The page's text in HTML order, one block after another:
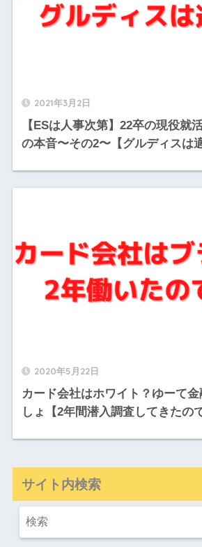
2021年3月2日
【ESは人事次第】22卒の現役就
の本音〜その2〜【グルディスは
2020年5月22日
カード会社はホワイト？ゆーて
しょ【2年間潜入調査してきたの
サイト内検索